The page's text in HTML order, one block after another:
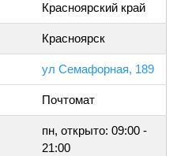
Красноярский край
Красноярск
ул Семафорная, 189
Почтомат
пн, открыто: 09:00 -
21:00